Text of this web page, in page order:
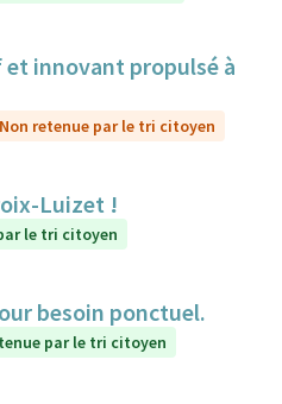
innovant propulsé à
Non retenue par le tri citoyen
Luizet !
le tri citoyen
besoin ponctuel.
par le tri citoyen